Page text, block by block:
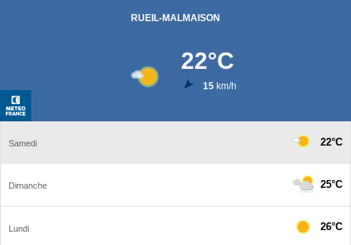
RUEIL-MALMAISON
22°C
15km/h
Samedi 22°C
Dimanche 25°C
Lundi 26°C